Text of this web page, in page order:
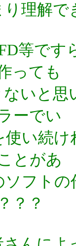
り理解
等です
っても
いと
ーでい
使い続
とがあ
ソフト
？？